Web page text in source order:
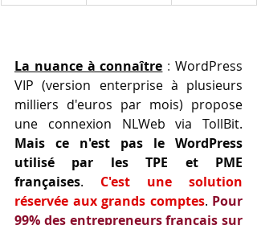
La nuance à connaître : WordPress
VIP (version enterprise à plusieurs
milliers d'euros par mois) propose
Mais ce n'est pas le WordPress
utilisé par les TPE et PME
françaises. C'est une solution
réservée aux grands comptes. Pour
99% des entrepreneurs français sur